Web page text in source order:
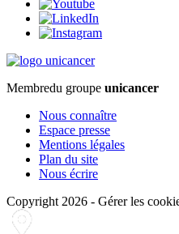
Membredu groupe unicancer
Nous connaître
Espace presse
Mentions légales
Plan du site
Nous écrire
Copyright 2026 - Gérer les